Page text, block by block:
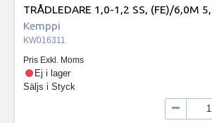
TRÅDLEDARE 1,0-1,2 SS, (FE)/6,0M
Kemppi
KW016311
Pris Exkl. Moms
Ej i lager
Säljs i Styck